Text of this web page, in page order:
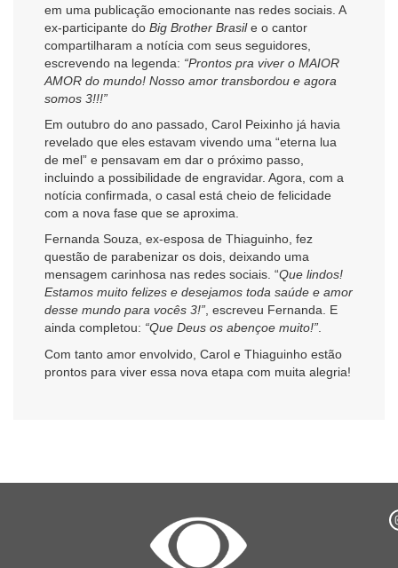
em uma publicação emocionante nas redes sociais. A
ex-participante do Big Brother Brasile o cantor
compartilharam a notícia com seus seguidores,
escrevendo na legenda: “Prontos pra viver o MAIOR
AMOR do mundo! Nosso amor transbordou e agora
somos 3!!!”
Em outubro do ano passado, Carol Peixinho já havia
revelado que eles estavam vivendo uma “eterna lua
de mel” e pensavam em dar o próximo passo,
incluindo a possibilidade de engravidar. Agora, com a
notícia confirmada, o casal está cheio de felicidade
com a nova fase que se aproxima.
Fernanda Souza, ex-esposa de Thiaguinho, fez
questão de parabenizar os dois, deixando uma
mensagem carinhosa nas redes sociais. “Que lindos!
Estamos muito felizes e desejamos toda saúde e amor
desse mundo para vocês 3!”, escreveu Fernanda. E
ainda completou: “Que Deus os abençoe muito!”.
Com tanto amor envolvido, Carol e Thiaguinho estão
prontos para viver essa nova etapa com muita alegria!